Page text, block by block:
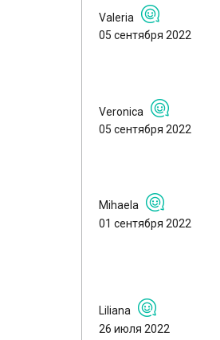
Valeria
05 сентября 2022
Veronica
05 сентября 2022
Mihaela
01 сентября 2022
Liliana
26 июля 2022